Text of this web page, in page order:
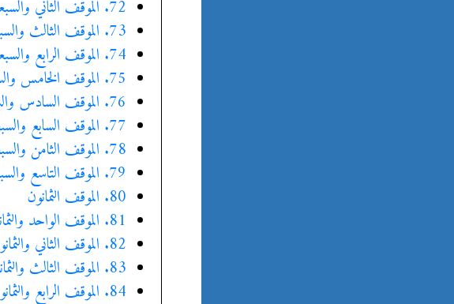
72. الموقف الثاني والسبعون
73. الموقف الثالث والسبعون
74. الموقف الرابع والسبعون
75. الموقف الخامس والسبعون
76. الموقف السادس والسبعون
77. الموقف السابع والسبعون
78. الموقف الثامن والسبعون
79. الموقف التاسع والسبعون
80. الموقف الثمانون
81. الموقف الواحد والثمانون
82. الموقف الثاني والثمانون
83. الموقف الثالث والثمانون
84. الموقف الرابع والثمانون